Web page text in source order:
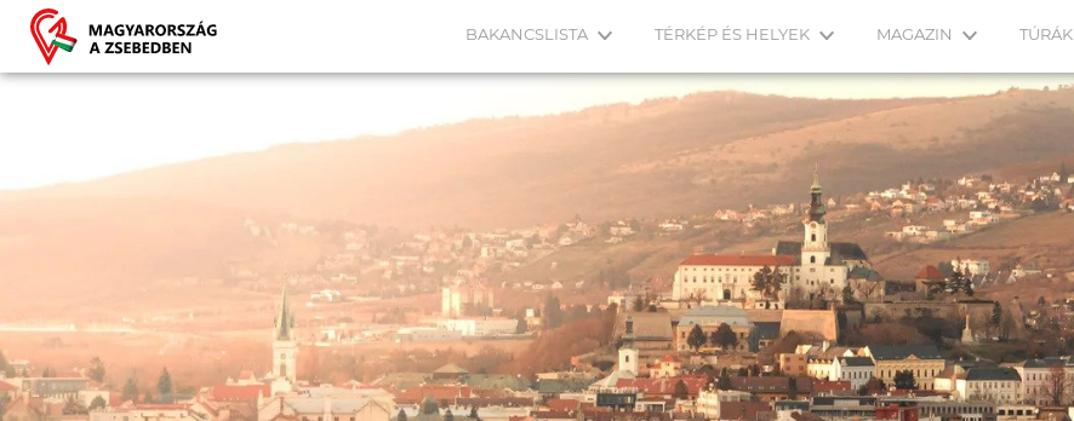
BAKANCSLISTA TÉRKÉP ÉS HELYEK MAGAZIN TÚRÁK